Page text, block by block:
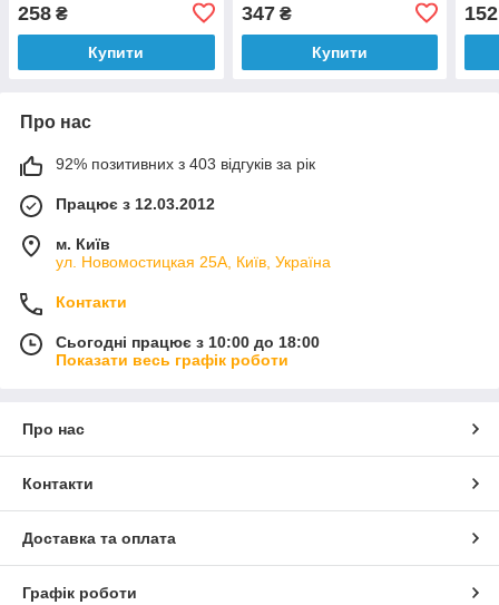
258 ₴
Купити
347₴
Купити
152
Про нас
92% позитивних з 403 відгуків за рік
Працює з 12.03.2012
м. Київ
ул. Новомостицкая 25А, Київ, Україна
Контакти
Сьогодні працює з 10:00 до 18:00
Показати весь графік роботи
Про нас
Контакти
Доставка та оплата
Графік роботи